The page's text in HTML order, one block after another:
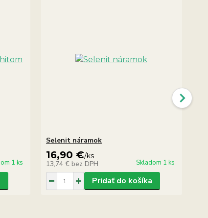
1 ks
Selenit náramok
16,90 €/ks
13,74 € bez DPH Skladom 1 ks
Pridať do košíka